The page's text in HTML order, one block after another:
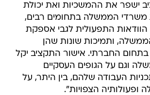
ישפר את ההמשכיות ואת יכולת
משרדי הממשלה בתחומים רבים,
הוודאות התפעולית לגבי אספקת
ותמיכות שונות שהן
בתחום החברתי. אישור התקציב יקל
וגם על הגופים העסקיים
העבודה שלהם, בין היתר, על
ופעולותיה הצפויות".